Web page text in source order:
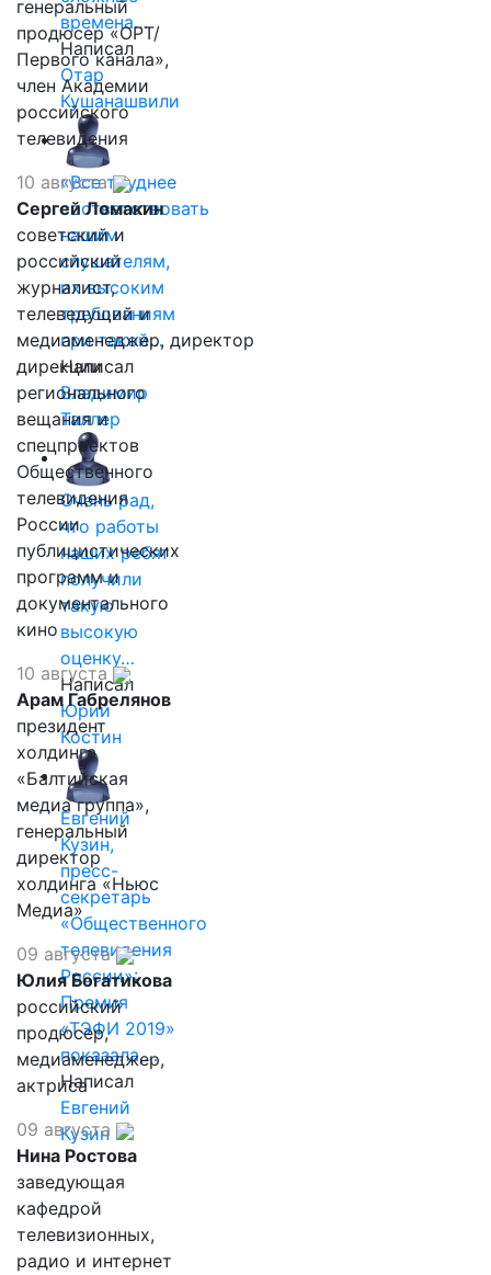
времена…
Написал
Отар
Кушанашвили
«Все труднее
соответствовать
нашим
слушателям,
их высоким
требованиям
при такой…
Написал
Владимир
Таллер
Очень рад,
что работы
наших ребят
получили
такую
высокую
оценку…
Написал
Юрий
Костин
Евгений
Кузин,
пресс-
секретарь
«Общественного
телевидения
России»:
Премия
«ТЭФИ 2019»
показала,…
Написал
Евгений
Кузин
генеральный
продюсер «ОРТ/
Первого канала»,
член Академии
российского
телевидения
10 августа
Сергей Ломакин
советский и
российский
журналист,
телеведущий и
медиаменеджер, директор
дирекции
регионального
вещания и
спецпроектов
Общественного
телевидения
России
публицистических
программ и
документального
кино
10 августа
Арам Габрелянов
президент
холдинга
«Балтийская
медиа группа»,
генеральный
директор
холдинга «Ньюс
Медиа»
09 августа
Юлия Богатикова
российский
продюсер,
медиаменеджер,
актриса
09 августа
Нина Ростова
заведующая
кафедрой
телевизионных,
радио и интернет